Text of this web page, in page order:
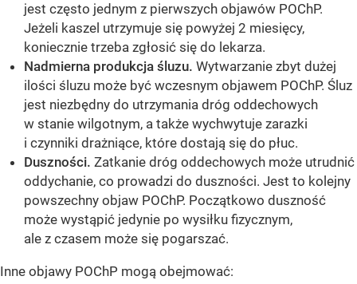
jest często jednym z pierwszych objawów POChP.
Jeżeli kaszel utrzymuje się powyżej 2 miesięcy,
koniecznie trzeba zgłosić się do lekarza.
Nadmierna produkcja śluzu. Wytwarzanie zbyt dużej
ilości śluzu może być wczesnym objawem POChP. Śluz
jest niezbędny do utrzymania dróg oddechowych
w stanie wilgotnym, a także wychwytuje zarazki
i czynniki drażniące, które dostają się do płuc.
Duszności. Zatkanie dróg oddechowych może utrudnić
oddychanie, co prowadzi do duszności. Jest to kolejny
powszechny objaw POChP. Początkowo duszność
może wystąpić jedynie po wysiłku fizycznym,
ale z czasem może się pogarszać.
Inne objawy POChP mogą obejmować: